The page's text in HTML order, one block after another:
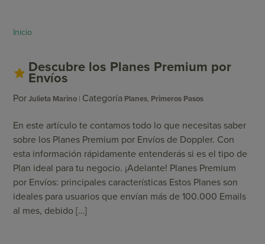
Inicio
Descubre los Planes Premium por
Envíos
Por Julieta Marino Categoría Planes, Primeros Pasos
En este artículo te contamos todo lo que necesitas saber
sobre los Planes Premium por Envíos de Doppler. Con
esta información rápidamente entenderás si es el tipo de
Plan ideal para tu negocio. ¡Adelante! Planes Premium
por Envíos: principales características Estos Planes son
ideales para usuarios que envían más de 100.000 Emails
al mes, debido […]